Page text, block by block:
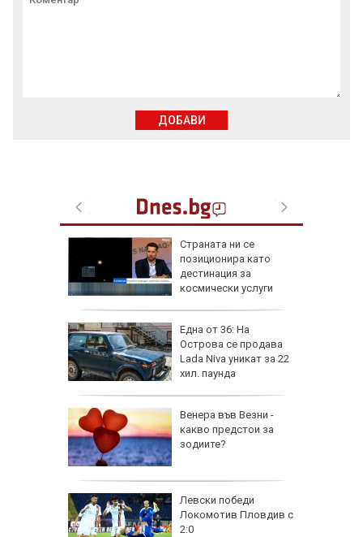
Страната ни се
позиционира като
дестинация за
космически услуги
Една от 36: На
Острова се продава
Lada Niva уникат за 22
хил. паунда
Венера във Везни -
какво предстои за
зодиите?
Левски победи
Локомотив Пловдив с
2:0
ДОБАВИ